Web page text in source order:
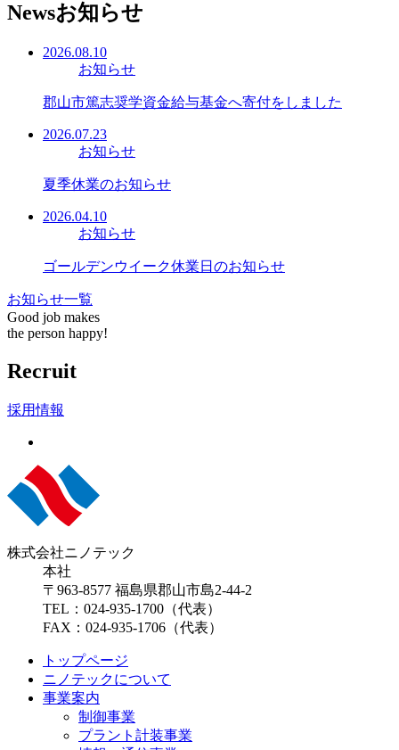
Newsお知らせ
2026.08.10
お知らせ
郡山市篤志奨学資金給与基金へ寄付をしました
2026.07.23
お知らせ
夏季休業のお知らせ
2026.04.10
お知らせ
ゴールデンウイーク休業日のお知らせ
お知らせ一覧
Good job makes
the person happy!
Recruit
採用情報
株式会社ニノテック
本社
〒963-8577 福島県郡山市島2-44-2
TEL：024-935-1700（代表）
FAX：024-935-1706（代表）
トップページ
ニノテックについて
事業案内
制御事業
プラント計装事業